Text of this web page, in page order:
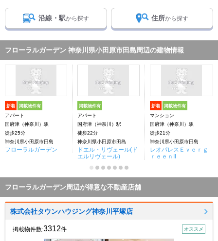
沿線・駅から探す 住所から探す
フローラルガーデン 神奈川県小田原市田島周辺の建物情報
新着 掲載物件有
アパート
国府津（神奈川）駅
徒歩25分
神奈川県小田原市田島
フローラルガーデン
掲載物件有
アパート
国府津（神奈川）駅
徒歩22分
神奈川県小田原市田島
ドエル・リヴェール(ド
エルリヴェール)
新着 掲載物件有
マンション
国府津（神奈川）駅
徒歩21分
神奈川県小田原市田島
レオパレスＥｖｅｒｇ
ｒｅｅｎII
フローラルガーデン周辺が得意な不動産店舗
株式会社タウンハウジング神奈川平塚店
掲載物件数:3312件 オススメ